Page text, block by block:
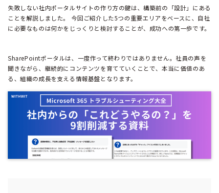
失敗しない社内ポータルサイトの作り方の鍵は、構築前の「設計」にある
ことを解説しました。 今回ご紹介した5つの重要エリアをベースに、自社
に必要なものは何かをじっくりと検討することが、成功への第一歩です。
SharePointポータルは、一度作って終わりではありません。社員の声を
聞きながら、継続的にコンテンツを育てていくことで、本当に価値のあ
る、組織の成長を支える情報基盤となります。